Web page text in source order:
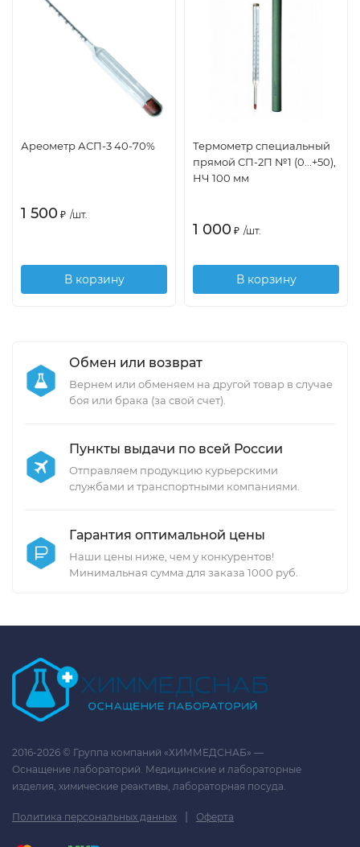
Ареометр АСП-3 40-70%
1 500 ₽ /шт.
В корзину
Термометр специальный
прямой СП-2П №1 (0...+50),
НЧ 100 мм
1 000 ₽ /шт.
В корзину
Обмен или возврат
Вернем или обменяем на другой товар в случае
боя или брака (за свой счет).
Пункты выдачи по всей России
Отправляем продукцию курьерскими
службами и транспортными компаниями.
Гарантия оптимальной цены
Наши цены ниже, чем у конкурентов!
Минимальная сумма для заказа 1000 руб.
2016-2026 © Группа компаний «ХИММЕДСНАБ» —
Оснащение лабораторий. Медицинские и лабораторные
изделия, химические реактивы, лабораторная посуда.
Политика персональных данных | Оферта